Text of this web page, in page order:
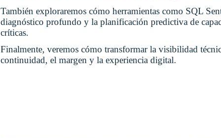
También exploraremos cómo herramientas como SQL
diagnóstico profundo y la planificación predictiva de
críticas.
Finalmente, veremos cómo transformar la visibilidad
continuidad, el margen y la experiencia digital.